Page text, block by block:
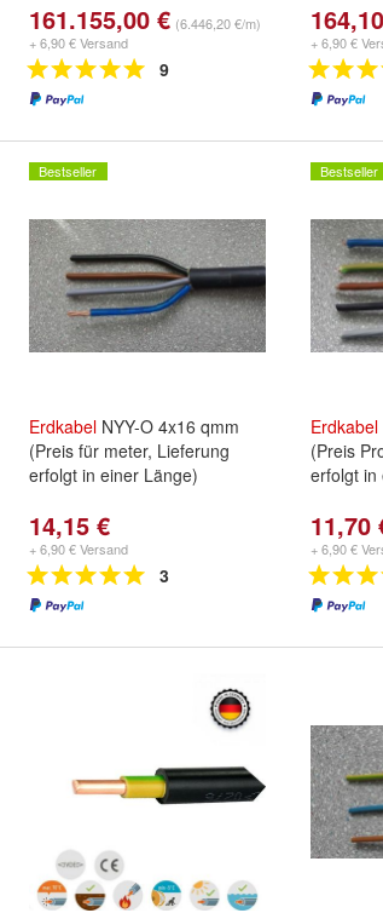
161.155,00 € (6.446,20 €/m)
+ 6,90 € Versand
9
+ 6,90 €
Bestseller
Erdkabel NYY-O 4x16 qmm
(Preis für meter, Lieferung
erfolgt in einer Länge)
14,15 €
+ 6,90 € Versand
3
Bestseller
Erdkabel
(Preis
erfolgt in
11,70
+ 6,90 €